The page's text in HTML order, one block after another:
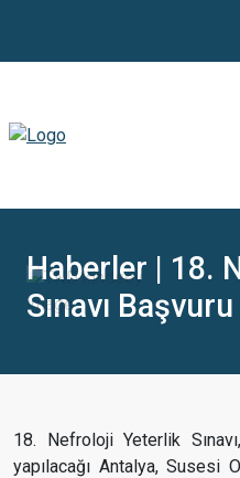
Haberler | 18.
Sınavı
18. Nefroloji Yeterlik
yapılacağı Antalya, Susesi